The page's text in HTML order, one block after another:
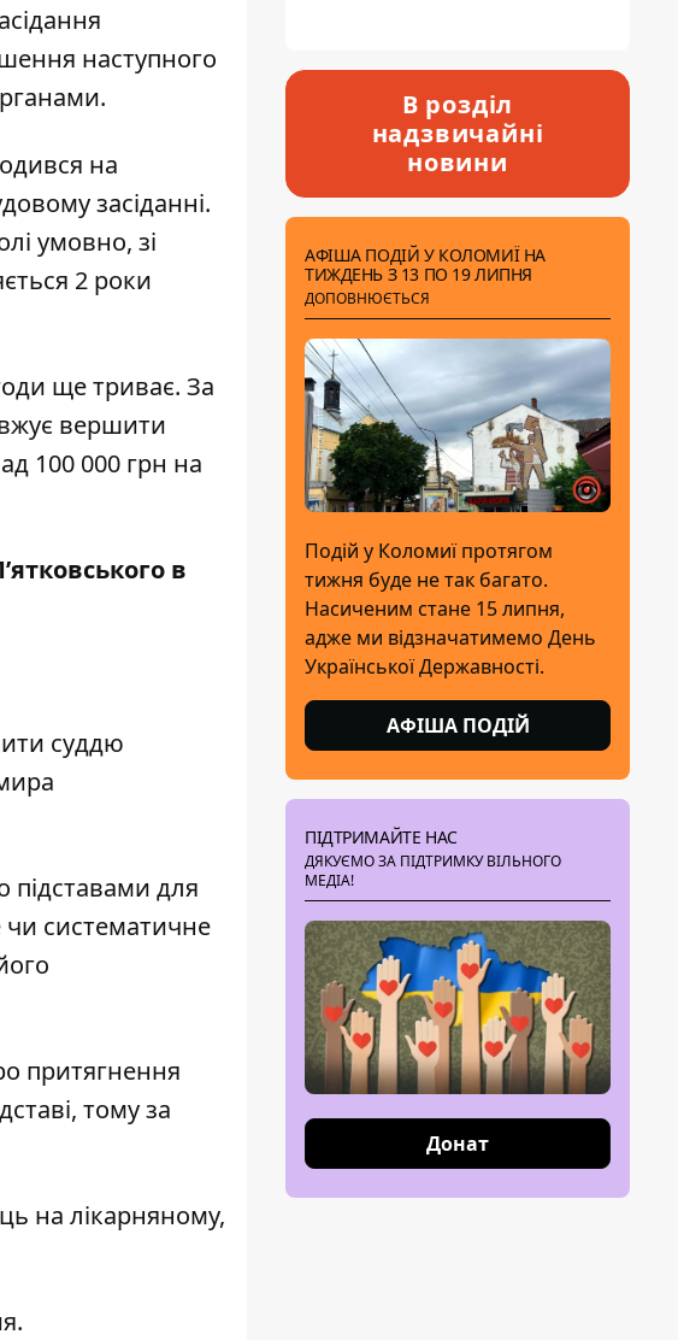
наступного
на
засіданні.
умовно, зі
2 роки
ще триває. За
вершити
100 000 грн на
в
суддю
підставами для
чи систематичне
притягнення
тому за
на лікарняному,
В розділ
надзвичайні
новини
АФІША ПОДІЙ У КОЛОМИЇ НА
ТИЖДЕНЬ З 13 ПО 19 ЛИПНЯ
ДОПОВНЮЄТЬСЯ
Подій у Коломиї протягом
тижня буде не так багато.
Насиченим стане 15 липня,
адже ми відзначатимемо День
Української Державності.
АФІША ПОДІЙ
ПІДТРИМАЙТЕ НАС
ДЯКУЄМО ЗА ПІДТРИМКУ ВІЛЬНОГО
МЕДІА!
Донат